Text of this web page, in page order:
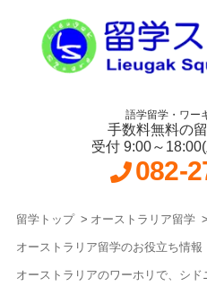
語学留学・ワー
手数料無料の
受付 9:00～
082-
留学トップ オーストラリア留学
オーストラリア留学のお役立ち情報
オーストラリアのワーホリで、シ